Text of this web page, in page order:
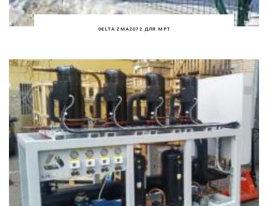
DELTA ZMA2072 ДЛЯ МРТ